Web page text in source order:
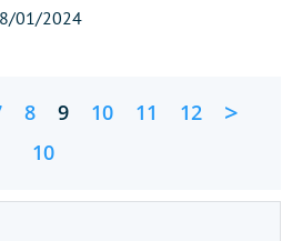
01/2024
8 9 10 11 12 >
10